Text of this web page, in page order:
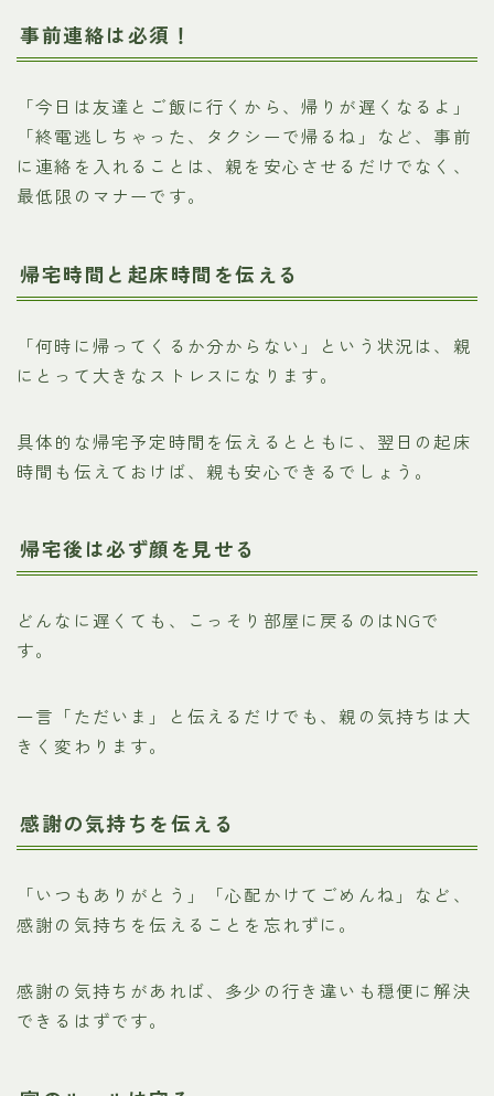
事前連絡は必須！
「今日は友達とご飯に行くから、帰りが遅くなるよ」
「終電逃しちゃった、タクシーで帰るね」など、事前
に連絡を入れることは、親を安心させるだけでなく、
最低限のマナーです。
帰宅時間と起床時間を伝える
「何時に帰ってくるか分からない」という状況は、親
にとって大きなストレスになります。
具体的な帰宅予定時間を伝えるとともに、翌日の起床
時間も伝えておけば、親も安心できるでしょう。
帰宅後は必ず顔を見せる
どんなに遅くても、こっそり部屋に戻るのはNGで
す。
一言「ただいま」と伝えるだけでも、親の気持ちは大
きく変わります。
感謝の気持ちを伝える
「いつもありがとう」「心配かけてごめんね」など、
感謝の気持ちを伝えることを忘れずに。
感謝の気持ちがあれば、多少の行き違いも穏便に解決
できるはずです。